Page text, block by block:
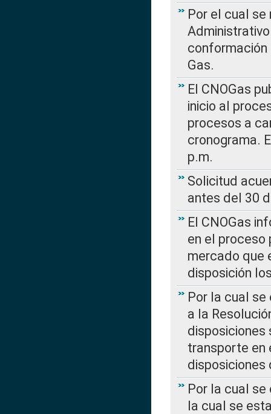
Por el cual
conformación
Gas.
El CNOGas
inicio al
procesos a
cronograma.
p.m.
Solicitud
antes del 30
El CNOGas
en el
mercado que
disposición
Por la cual se
a la
disposiciones
transporte en
disposiciones
Por la cual se
la cual se